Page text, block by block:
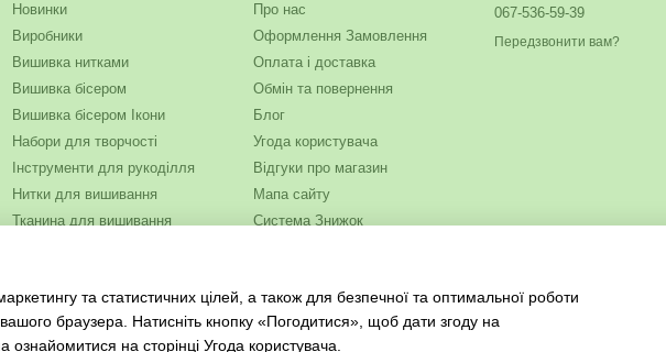
Новинки
Виробники
Вишивка нитками
Вишивка бісером
Вишивка бісером Ікони
Набори для творчості
Інструменти для рукоділля
Нитки для вишивання
Тканина для вишивання
Журнали для рукоділля
Про нас
Оформлення Замовлення
Оплата і доставка
Обмін та повернення
Блог
Угода користувача
Відгуки про магазин
Мапа сайту
Система Знижок
067-536-59-39
Передзвонити вам?
та статистичних цілей, а також для безпечної та оптимальної роботи
браузера. Натисніть кнопку «Погодитися», щоб дати згоду на
на сторінці Угода користувача